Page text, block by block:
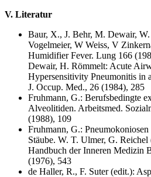
V. Literatur
Baur, X., J. Behr, M. Dewair,
Vogelmeier, W Weiss, V
Humidifier Fever. Lung 166
Dewair, H. Römmelt: Acute
Hypersensitivity Pneumonitis in
J. Occup. Med., 26 (1984), 285
Fruhmann, G.: Berufsbedingte
Alveolitiden. Arbeitsmed.
(1988), 109
Fruhmann, G.:
Stäube. W. T. Ulmer, G.
Handbuch der Inneren Medizin
(1976), 543
de Haller, R., F. Suter (edit.):